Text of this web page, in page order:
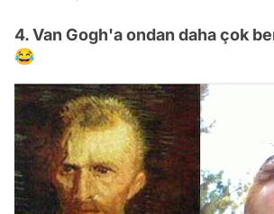
4. Van Gogh'a ondan daha çok
😂